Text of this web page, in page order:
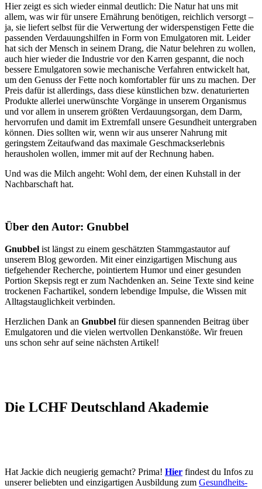
Hier zeigt es sich wieder einmal deutlich: Die Natur hat uns mit
allem, was wir für unsere Ernährung benötigen, reichlich versorgt –
ja, sie liefert selbst für die Verwertung der widerspenstigen Fette die
passenden Verdauungshilfen in Form von Emulgatoren mit. Leider
hat sich der Mensch in seinem Drang, die Natur belehren zu wollen,
auch hier wieder die Industrie vor den Karren gespannt, die noch
bessere Emulgatoren sowie mechanische Verfahren entwickelt hat,
um den Genuss der Fette noch komfortabler für uns zu machen. Der
Preis dafür ist allerdings, dass diese künstlichen bzw. denaturierten
Produkte allerlei unerwünschte Vorgänge in unserem Organismus
und vor allem in unserem größten Verdauungsorgan, dem Darm,
hervorrufen und damit im Extremfall unsere Gesundheit untergraben
können. Dies sollten wir, wenn wir aus unserer Nahrung mit
geringstem Zeitaufwand das maximale Geschmackserlebnis
herausholen wollen, immer mit auf der Rechnung haben.
Und was die Milch angeht: Wohl dem, der einen Kuhstall in der
Nachbarschaft hat.
Über den Autor: Gnubbel
Gnubbel ist längst zu einem geschätzten Stammgastautor auf
unserem Blog geworden. Mit einer einzigartigen Mischung aus
tiefgehender Recherche, pointiertem Humor und einer gesunden
Portion Skepsis regt er zum Nachdenken an. Seine Texte sind keine
trockenen Fachartikel, sondern lebendige Impulse, die Wissen mit
Alltagstauglichkeit verbinden.
Herzlichen Dank an Gnubbel für diesen spannenden Beitrag über
Emulgatoren und die vielen wertvollen Denkanstöße. Wir freuen
uns schon sehr auf seine nächsten Artikel!
Die LCHF Deutschland Akademie
Hat Jackie dich neugierig gemacht? Prima! Hier findest du Infos zu
unserer beliebten und einzigartigen Ausbildung zum Gesundheits-